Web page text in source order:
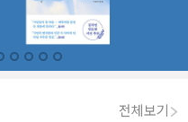
전체보기